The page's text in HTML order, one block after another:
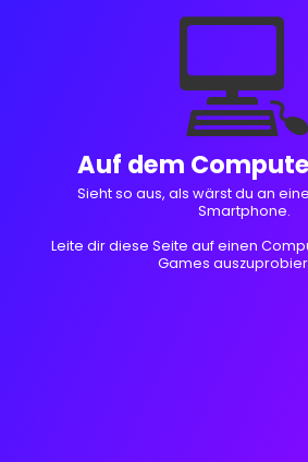
💻
Auf dem
Sieht so aus, als wärst du an
Smartphone.
Leite dir diese Seite auf einen
Games